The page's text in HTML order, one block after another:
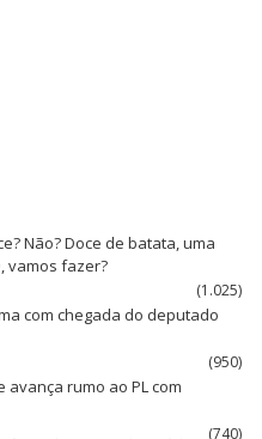
Não? Doce de batata, uma
vamos fazer?
(1.025)
com chegada do deputado
(950)
avança rumo ao PL com
(740)